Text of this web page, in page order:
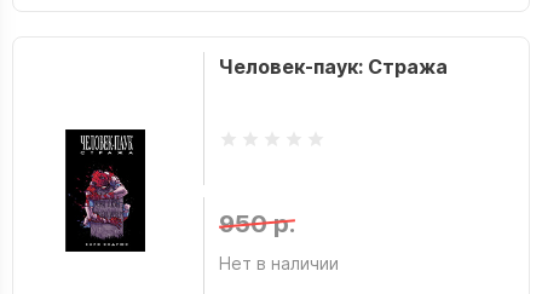
Человек-паук: Стража
950 р.
Нет в наличии